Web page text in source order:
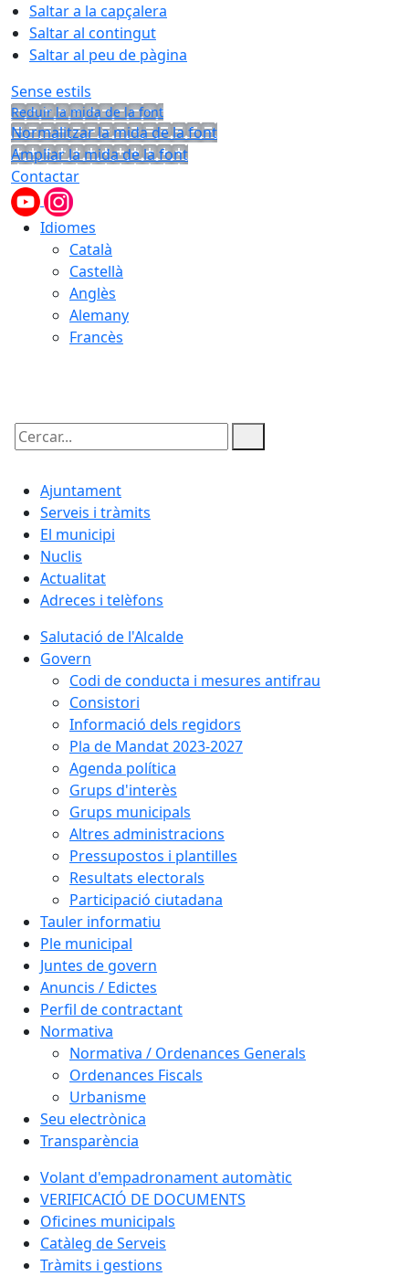
Saltar a la capçalera
Saltar al contingut
Saltar al peu de pàgina
Sense estils
Reduir la mida de la font
Normalitzar la mida de la font
Ampliar la mida de la font
Contactar
Idiomes
Català
Castellà
Anglès
Alemany
Francès
Cercar:
Ajuntament
Serveis i tràmits
El municipi
Nuclis
Actualitat
Adreces i telèfons
Salutació de l'Alcalde
Govern
Codi de conducta i mesures antifrau
Consistori
Informació dels regidors
Pla de Mandat 2023-2027
Agenda política
Grups d'interès
Grups municipals
Altres administracions
Pressupostos i plantilles
Resultats electorals
Participació ciutadana
Tauler informatiu
Ple municipal
Juntes de govern
Anuncis / Edictes
Perfil de contractant
Normativa
Normativa / Ordenances Generals
Ordenances Fiscals
Urbanisme
Seu electrònica
Transparència
Volant d'empadronament automàtic
VERIFICACIÓ DE DOCUMENTS
Oficines municipals
Catàleg de Serveis
Tràmits i gestions